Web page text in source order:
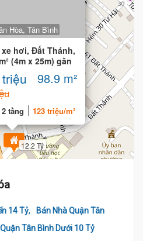
12.2 Tỷ
Hòa, Tân Bình
hơi, Đất Thánh,
(4m x 25m) gần
98.9 m²
2 tầng 123 triệu/m²
14 Tỷ,
Bán Nhà Quận Tân
Tân Bình Dưới 10 Tỷ